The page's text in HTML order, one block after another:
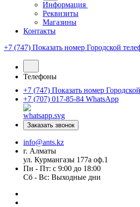
Информация
Реквизиты
Магазины
Контакты
+7 (747) Показать номер Городской
Телефоны
+7 (747) Показать номер
+7 (707) 017-85-84 WhatsApp
Заказать звонок
info@ants.kz
г. Алматы
ул. Курмангазы 177а оф.1
Пн - Пт: с 9:00 до 18:00
Сб - Вс: Выходные дни